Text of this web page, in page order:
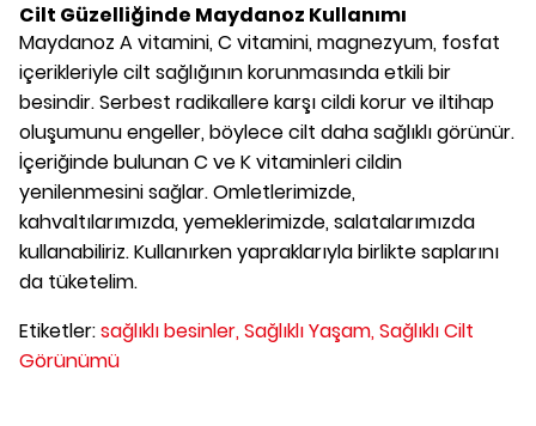
Cilt Güzelliğinde Maydanoz Kullanımı
Maydanoz A vitamini, C vitamini, magnezyum, fosfat
içerikleriyle cilt sağlığının korunmasında etkili bir
besindir. Serbest radikallere karşı cildi korur ve iltihap
oluşumunu engeller, böylece cilt daha sağlıklı görünür.
İçeriğinde bulunan C ve K vitaminleri cildin
yenilenmesini sağlar. Omletlerimizde,
kahvaltılarımızda, yemeklerimizde, salatalarımızda
kullanabiliriz. Kullanırken yapraklarıyla birlikte saplarını
da tüketelim.
Etiketler:sağlıklı besinler,Sağlıklı Yaşam,Sağlıklı Cilt
Görünümü